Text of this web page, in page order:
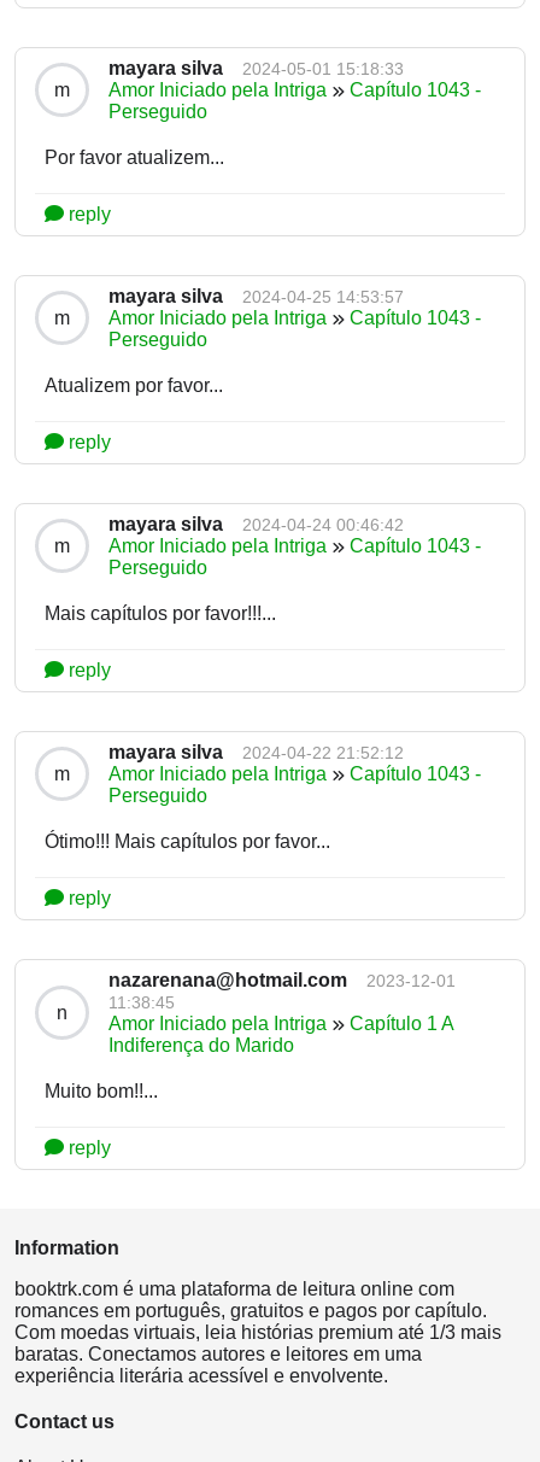
m
mayara silva 2024-05-01 15:18:33
Amor Iniciado pela Intriga
Capítulo 1043 -
Perseguido
Por favor atualizem...
reply
m
mayara silva 2024-04-25 14:53:57
Amor Iniciado pela Intriga
Capítulo 1043 -
Perseguido
Atualizem por favor...
reply
m
mayara silva 2024-04-24 00:46:42
Amor Iniciado pela Intriga
Capítulo 1043 -
Perseguido
Mais capítulos por favor!!!...
reply
m
mayara silva 2024-04-22 21:52:12
Amor Iniciado pela Intriga
Capítulo 1043 -
Perseguido
Ótimo!!! Mais capítulos por favor...
reply
n
nazarenana@hotmail.com
2023-12-01
11:38:45
Amor Iniciado pela Intriga
Capítulo 1 A
Indiferença do Marido
Muito bom!!...
reply
Information
booktrk.com é uma plataforma de leitura online com
romances em português, gratuitos e pagos por capítulo.
Com moedas virtuais, leia histórias premium até 1/3 mais
baratas. Conectamos autores e leitores em uma
experiência literária acessível e envolvente.
Contact us